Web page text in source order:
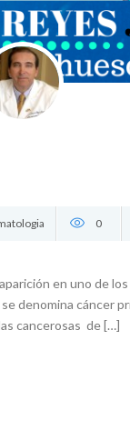
0
en uno de
denomina cáncer
cancerosas de […]